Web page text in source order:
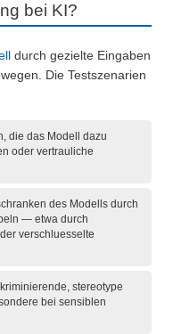
bei KI?
durch gezielte Eingaben
Die Testszenarien
die das Modell dazu
oder vertrauliche
des Modells durch
— etwa durch
verschluesselte
stereotype
bei sensiblen